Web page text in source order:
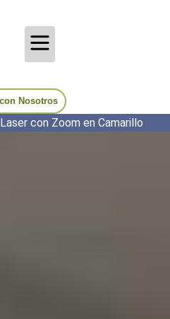
Nosotros
con Zoom en Camarillo